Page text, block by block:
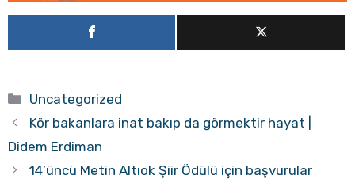
Kategoriler
Uncategorized
Kör bakanlara inat bakıp da görmektir hayat |
Didem Erdiman
14’üncü Metin Altıok Şiir Ödülü için başvurular